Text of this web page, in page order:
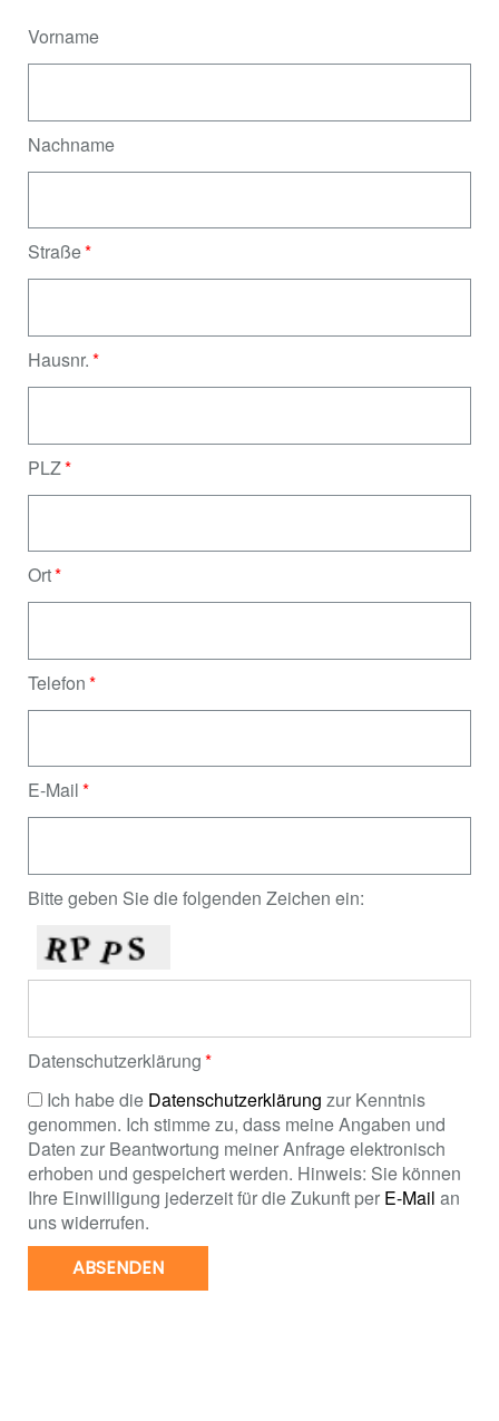
Vorname
Nachname
Straße
Hausnr.
PLZ
Ort
Telefon
E-Mail
Bitte geben Sie die folgenden Zeichen ein:
Datenschutzerklärung
Ich habe die Datenschutzerklärung zur Kenntnis
genommen. Ich stimme zu, dass meine Angaben und
Daten zur Beantwortung meiner Anfrage elektronisch
erhoben und gespeichert werden. Hinweis: Sie können
Ihre Einwilligung jederzeit für die Zukunft per E-Mail an
uns widerrufen.
ABSENDEN